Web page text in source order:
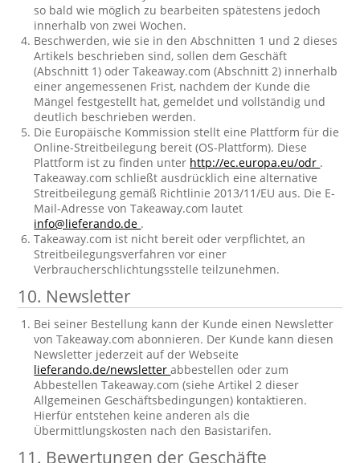
so bald wie möglich zu bearbeiten spätestens jedoch
innerhalb von zwei Wochen.
Beschwerden, wie sie in den Abschnitten 1 und 2 dieses
Artikels beschrieben sind, sollen dem Geschäft
(Abschnitt 1) oder Takeaway.com (Abschnitt 2) innerhalb
einer angemessenen Frist, nachdem der Kunde die
Mängel festgestellt hat, gemeldet und vollständig und
deutlich beschrieben werden.
Die Europäische Kommission stellt eine Plattform für die
Online-Streitbeilegung bereit (OS-Plattform). Diese
Plattform ist zu finden unter http://ec.europa.eu/odr .
Takeaway.com schließt ausdrücklich eine alternative
Streitbeilegung gemäß Richtlinie 2013/11/EU aus. Die E-
Mail-Adresse von Takeaway.com lautet
info@lieferando.de .
Takeaway.com ist nicht bereit oder verpflichtet, an
Streitbeilegungsverfahren vor einer
Verbraucherschlichtungsstelle teilzunehmen.
10. Newsletter
Bei seiner Bestellung kann der Kunde einen Newsletter
von Takeaway.com abonnieren. Der Kunde kann diesen
Newsletter jederzeit auf der Webseite
lieferando.de/newsletterabbestellen oder zum
Abbestellen Takeaway.com (siehe Artikel 2 dieser
Allgemeinen Geschäftsbedingungen) kontaktieren.
Hierfür entstehen keine anderen als die
Übermittlungskosten nach den Basistarifen.
11. Bewertungen der Geschäfte